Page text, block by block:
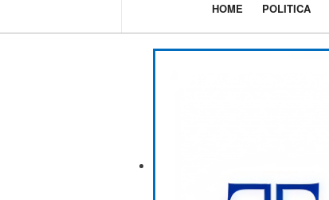
HOME POLITICA